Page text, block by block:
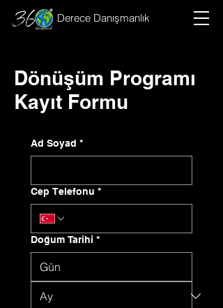
Derece Danışmanlık
Dönüşüm Programı
Kayıt Formu
Ad Soyad *
Cep Telefonu *
Doğum Tarihi *